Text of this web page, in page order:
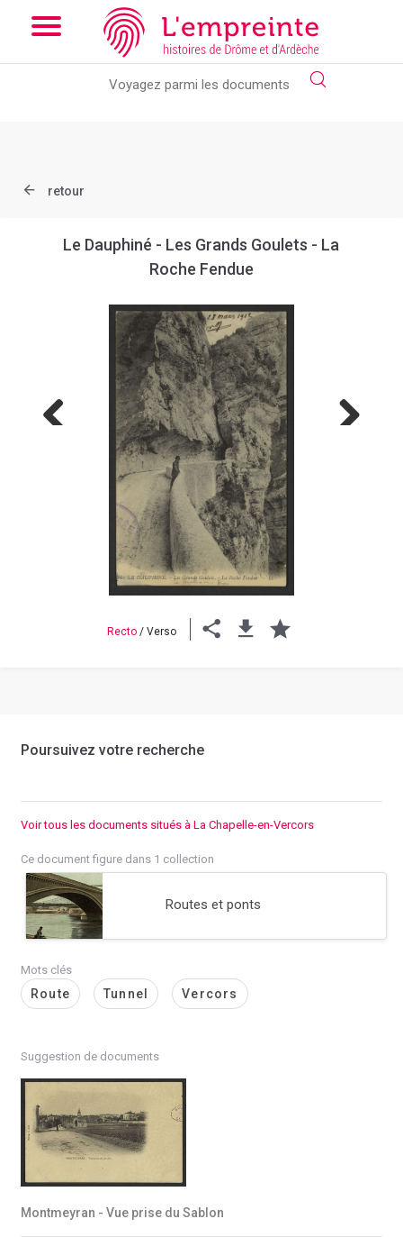
Array ( [slug] => document [ref] => B263626101_CP566 )
the new slick-theme.css if you want the default styling
retour
Le Dauphiné - Les Grands Goulets - La
Roche Fendue
Recto / Verso
Poursuivez votre recherche
Voir tous les documents situés à La Chapelle-en-Vercors
Ce document figure dans 1 collection
Routes et ponts
Mots clés
Route Tunnel Vercors
Suggestion de documents
Montmeyran - Vue prise du Sablon